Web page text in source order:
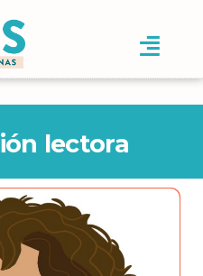
lectora